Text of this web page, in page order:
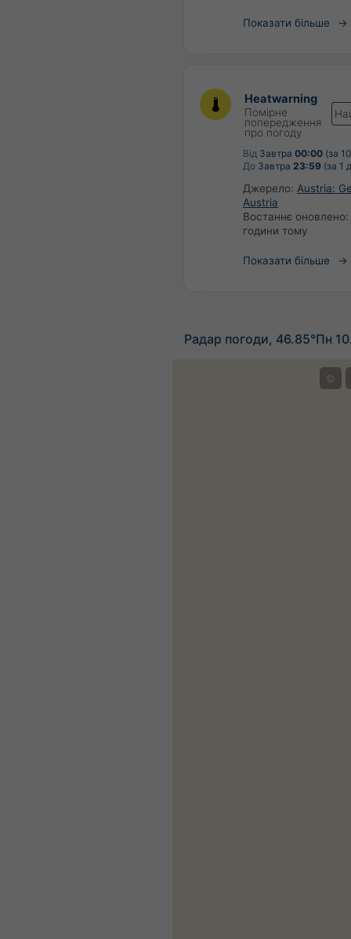
Показати більше
Heatwarning
Помірне
попередження
про погоду
Від Завтра 00:00 (за
До Завтра 23:59 (за 1
Джерело: Austria:
Austria
Востаннє оновлено:
години тому
Показати більше
Радар погоди, 46.85°Пн
©